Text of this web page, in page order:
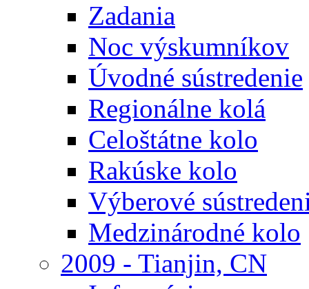
Zadania
Noc výskumníkov
Úvodné sústredenie
Regionálne kolá
Celoštátne kolo
Rakúske kolo
Výberové
Medzinárodné kolo
2009 - Tianjin, CN